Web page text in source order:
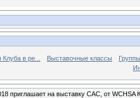
в ре... Выставочные классы
приглашает на выставку САС, от WCHSA